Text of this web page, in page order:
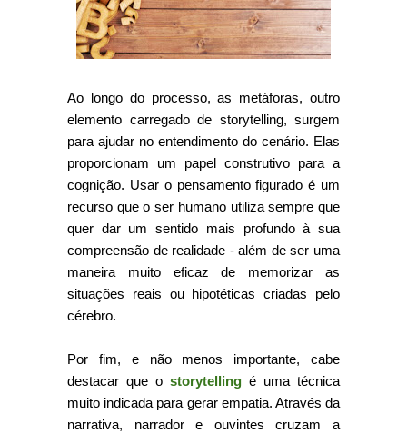
Ao longo do processo, as metáforas, outro
elemento carregado de storytelling, surgem
para ajudar no entendimento do cenário. Elas
proporcionam um papel construtivo para a
cognição. Usar o pensamento figurado é um
recurso que o ser humano utiliza sempre que
quer dar um sentido mais profundo à sua
compreensão de realidade - além de ser uma
maneira muito eficaz de memorizar as
situações reais ou hipotéticas criadas pelo
cérebro.
Por fim, e não menos importante, cabe
destacar que o storytelling é uma técnica
muito indicada para gerar empatia. Através da
narrativa, narrador e ouvintes cruzam a